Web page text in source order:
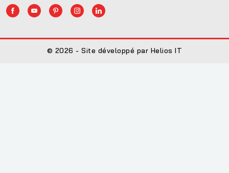
© 2026 - Site développé par Helios IT